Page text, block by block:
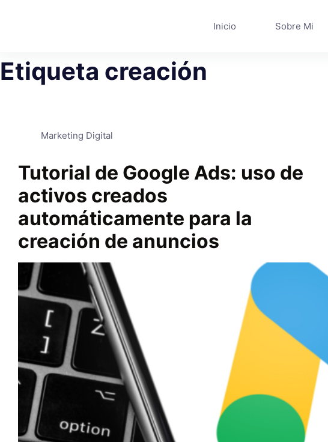
Inicio Sobre Mi
Etiqueta creación
Marketing Digital
Tutorial de Google Ads: uso de
activos creados
automáticamente para la
creación de anuncios